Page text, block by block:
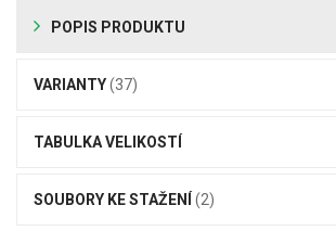
POPIS PRODUKTU
VARIANTY(37)
TABULKA VELIKOSTÍ
SOUBORY KE STAŽENÍ (2)